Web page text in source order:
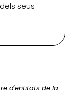
seus
d'entitats de la